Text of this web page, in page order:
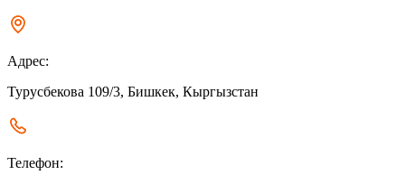
Адрес:
Турусбекова 109/3, Бишкек, Кыргызстан
Телефон: